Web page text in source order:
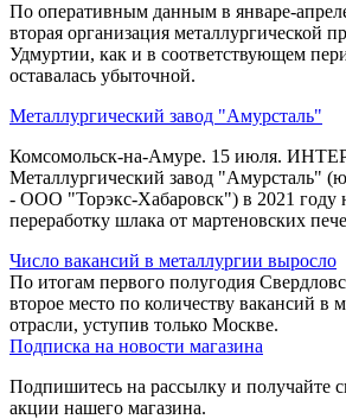
По оперативным данным в январе-
вторая организация металлургической
Удмуртии, как и в соответствующем
оставалась убыточной.
Металлургический завод "Амурсталь"
Комсомольск-на-Амуре. 15 июля.
Металлургический завод "Амурсталь"
- ООО "Торэкс-Хабаровск") в 2021 году
переработку шлака от мартеновских
Число вакансий в металлургии выросло
По итогам первого полугодия
второе место по количеству вакансий в
отрасли, уступив только Москве.
Подписка на новости магазина
Подпишитесь на рассылку и получайте
акции нашего магазина.